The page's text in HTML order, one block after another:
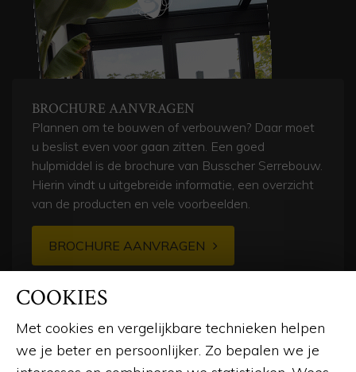
BROCHURE AANVRAGEN
Plannen om te bouwen of verbouwen? Daar moet
u beslist even voor gaan zitten. Een goed
hulpmiddel is de brochure van Busscher Serrebouw.
Hierin vindt u uitgebreide informatie, een overzicht
van de producten en vele voorbeelden.
BROCHURE AANVRAGEN
COOKIES
Met cookies en vergelijkbare technieken helpen
we je beter en persoonlijker. Zo bepalen we je